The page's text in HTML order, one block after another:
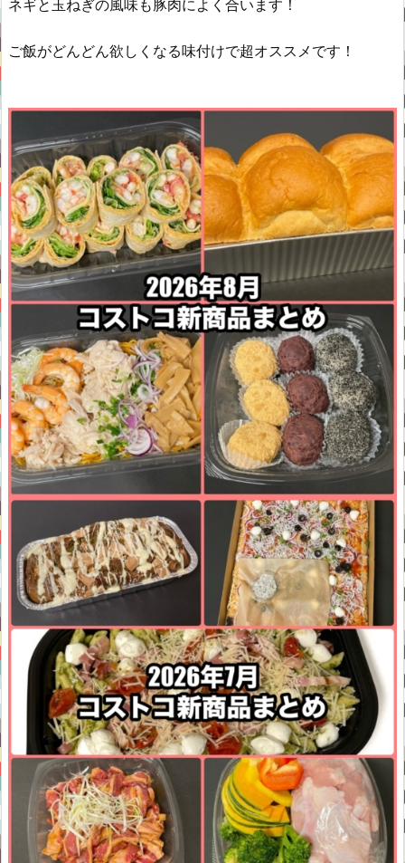
ネギと玉ねぎの風味も豚肉によく合います！
ご飯がどんどん欲しくなる味付けで超オススメです！